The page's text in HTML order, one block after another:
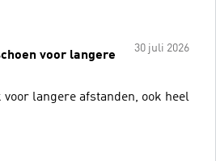
30 juli 2026
voor langere
langere afstanden, ook heel